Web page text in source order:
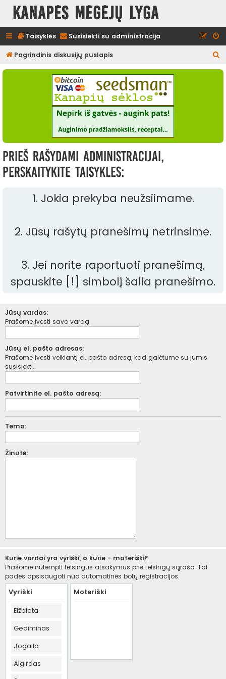
Kanapės mėgėjų lyga
Taisyklės Susisiekti su administracija
Pagrindinis diskusijų puslapis
e
Prieš rašydami administracijai,
perskaitykite taisykles:
1. Jokia prekyba neužsiimame.
2. Jūsų rašytų pranešimų netrinsime.
3. Jei norite raportuoti pranešimą,
spauskite [!] simbolį šalia pranešimo.
Jūsų vardas:
Prašome įvesti savo vardą.
Jūsų el. pašto adresas:
Prašome įvesti veikiantį el. pašto adresą, kad galėtume su jumis
susisiekti.
Patvirtinite el. pašto adresą:
Tema:
Žinutė:
Kurie vardai yra vyriški, o kurie - moteriški?
Prašome nutempti teisingus atsakymus prie teisingų sąrašo. Tai
padės apsisaugoti nuo automatinės botų registracijos.
Vyriški
Elžbieta
Gediminas
Jogaila
Algirdas
Moteriški